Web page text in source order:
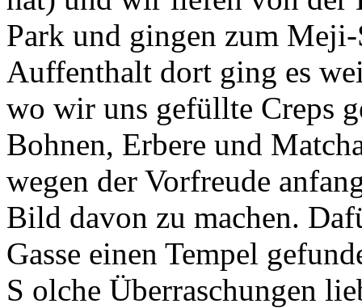
Park und gingen zum
Auffenthalt dort ging es
wo wir uns gefüllte Creps
Bohnen, Erbere und
wegen der Vorfreude
Bild davon zu machen.
Gasse einen Tempel
S olche Überraschungen